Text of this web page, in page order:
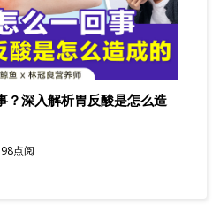
？深入解析胃反酸是怎么造
点阅